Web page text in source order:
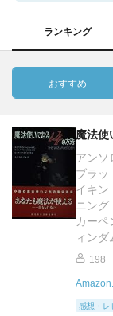
ランキング
おすすめ
魔法使
アンソ
ブラッ
イキン
ニン
カーペ
ィンダ
198
感想・レ